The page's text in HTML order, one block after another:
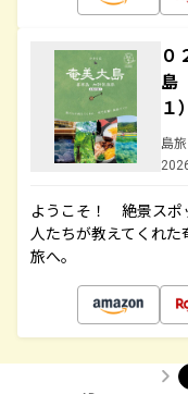
島
１
島旅
ようこそ！ 絶景スポ
人たちが教えてくれ
旅へ。